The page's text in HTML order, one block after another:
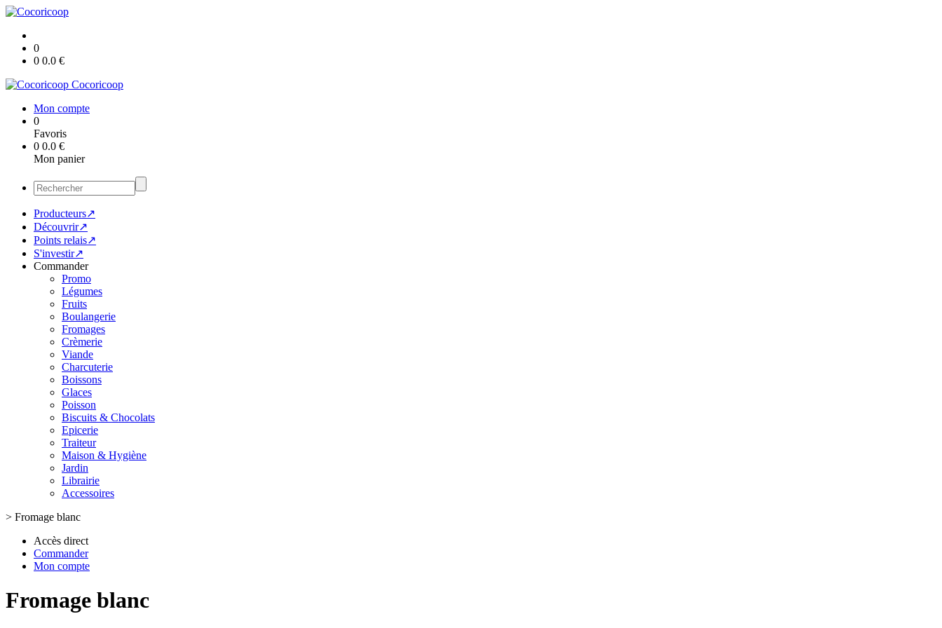
0
0 0.0 €
Cocoricoop
Mon compte
0
Favoris
0 0.0 €
Mon panier
Producteurs↗
Découvrir↗
Points relais↗
S'investir↗
Commander
Promo
Légumes
Fruits
Boulangerie
Fromages
Crèmerie
Viande
Charcuterie
Boissons
Glaces
Poisson
Biscuits & Chocolats
Epicerie
Traiteur
Maison & Hygiène
Jardin
Librairie
Accessoires
> Fromage blanc
Accès direct
Commander
Mon compte
Fromage blanc